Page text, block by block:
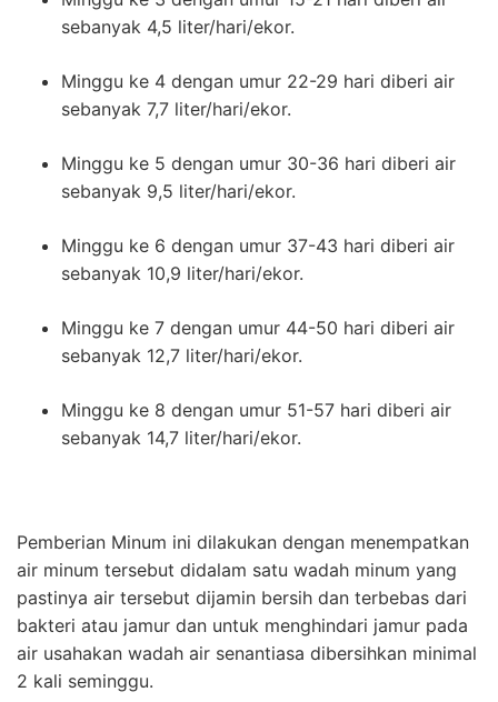
sebanyak 4,5 liter/hari/ekor.
Minggu ke 4 dengan umur 22-29 hari diberi air
sebanyak 7,7 liter/hari/ekor.
Minggu ke 5 dengan umur 30-36 hari diberi air
sebanyak 9,5 liter/hari/ekor.
Minggu ke 6 dengan umur 37-43 hari diberi air
sebanyak 10,9 liter/hari/ekor.
Minggu ke 7 dengan umur 44-50 hari diberi air
sebanyak 12,7 liter/hari/ekor.
Minggu ke 8 dengan umur 51-57 hari diberi air
sebanyak 14,7 liter/hari/ekor.
Pemberian Minum ini dilakukan dengan menempatkan
air minum tersebut didalam satu wadah minum yang
pastinya air tersebut dijamin bersih dan terbebas dari
bakteri atau jamur dan untuk menghindari jamur pada
air usahakan wadah air senantiasa dibersihkan minimal
2 kali seminggu.